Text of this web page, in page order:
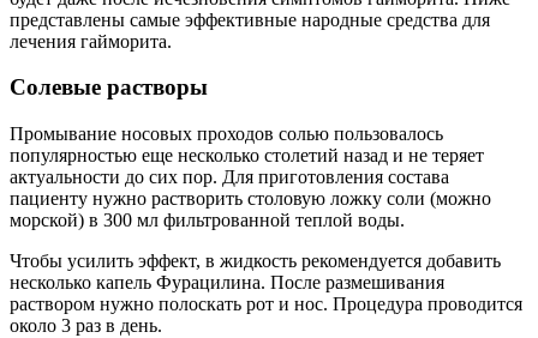
представлены самые эффективные народные средства для
лечения гайморита.
Солевые растворы
Промывание носовых проходов солью пользовалось
популярностью еще несколько столетий назад и не теряет
актуальности до сих пор. Для приготовления состава
пациенту нужно растворить столовую ложку соли (можно
морской) в 300 мл фильтрованной теплой воды.
Чтобы усилить эффект, в жидкость рекомендуется добавить
несколько капель Фурацилина. После размешивания
раствором нужно полоскать рот и нос. Процедура проводится
около 3 раз в день.